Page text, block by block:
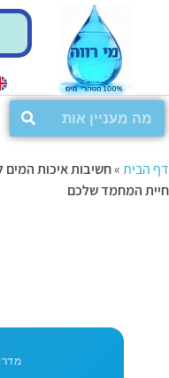
דף הבית»חשיבות איכות המים
חיית המחמד שלכם